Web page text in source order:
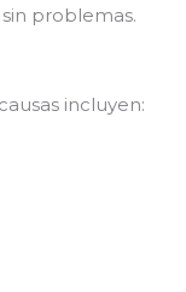
problemas.
incluyen: